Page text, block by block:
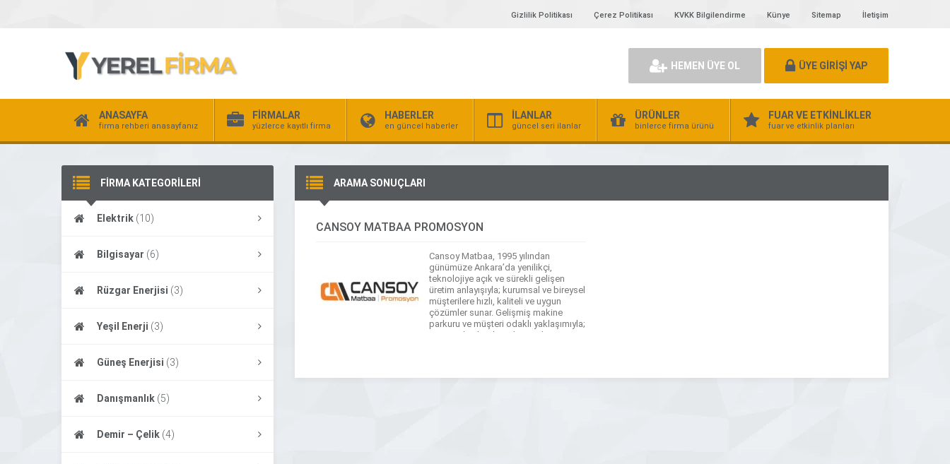
Gizlilik Politikası Çerez Politikası KVKK Bilgilendirme Künye Sitemap İletişim
HEMEN ÜYE OL ÜYE GİRİŞİ YAP
ANASAYFA
firma rehberi anasayfanız
FİRMALAR
yüzlerce kayıtlı firma
HABERLER
en güncel haberler
İLANLAR
güncel seri ilanlar
ÜRÜNLER
binlerce firma ürünü
FUAR VE ETKİNLİKLER
fuar ve etkinlik planları
FİRMA KATEGORİLERİ
Elektrik (10)
Bilgisayar (6)
Rüzgar Enerjisi (3)
Yeşil Enerji (3)
Güneş Enerjisi (3)
Danışmanlık (5)
Demir – Çelik (4)
ARAMA SONUÇLARI
CANSOY MATBAA PROMOSYON
Cansoy Matbaa, 1995 yılından
günümüze Ankara’da yenilikçi,
teknolojiye açık ve sürekli gelişen
üretim anlayışıyla; kurumsal ve bireysel
müşterilere hızlı, kaliteli ve uygun
çözümler sunar. Gelişmiş makine
parkuru ve müşteri odaklı yaklaşımıyla;
tasarımdan baskıya, kesimden
Makbuz, Tahsilat Makbuzu, Kurumsal